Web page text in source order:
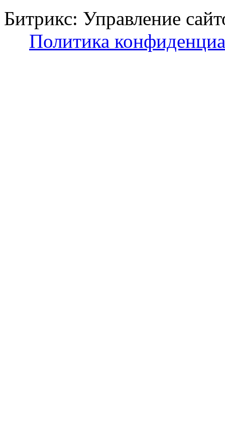
Битрикс: Управление
Политика